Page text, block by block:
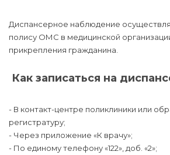
Диспансерное наблюдение
полису ОМС в медицинской
прикрепления гражданина.
Как записаться на
- В контакт-центре поликлиники или
регистратуру;
- Через приложение «К врачу»;
- По единому телефону «122», доб. «2»;